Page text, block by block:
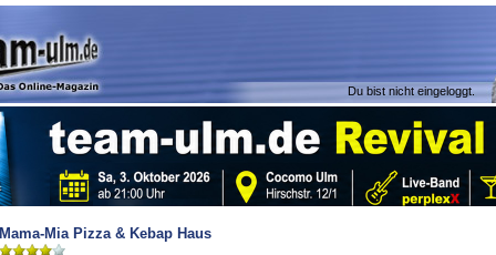
Du bist nicht eingeloggt.
Mama-Mia Pizza & Kebap Haus